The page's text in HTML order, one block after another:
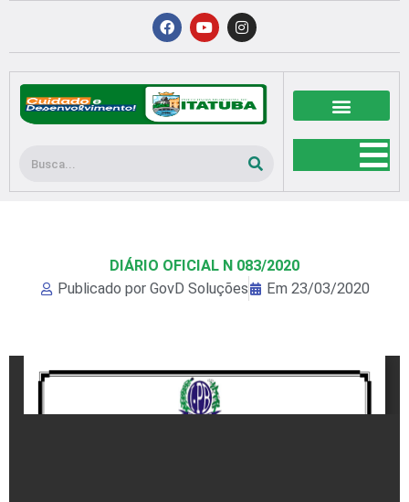
conteúdo
F
a
c
b
o
o
k
Y
o
u
u
b
e
I
n
s
a
g
r
a
Pesquisar
DIÁRIO OFICIAL N 083/2020
Publicado por GovD Soluções Em 23/03/2020